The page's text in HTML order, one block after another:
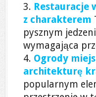
Restauracje
z charakterem
pysznym
wymagająca
Ogrody
architekturę
popularnym